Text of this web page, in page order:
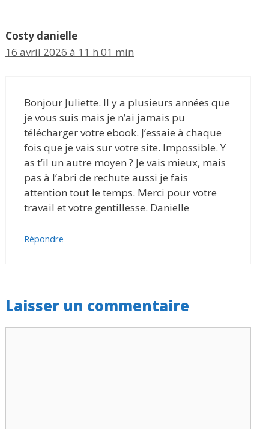
Costy danielle
16 avril 2026 à 11 h 01 min
Bonjour Juliette. Il y a plusieurs années que
je vous suis mais je n’ai jamais pu
télécharger votre ebook. J’essaie à chaque
fois que je vais sur votre site. Impossible. Y
as t’il un autre moyen ? Je vais mieux, mais
pas à l’abri de rechute aussi je fais
attention tout le temps. Merci pour votre
travail et votre gentillesse. Danielle
Répondre
Laisser un commentaire